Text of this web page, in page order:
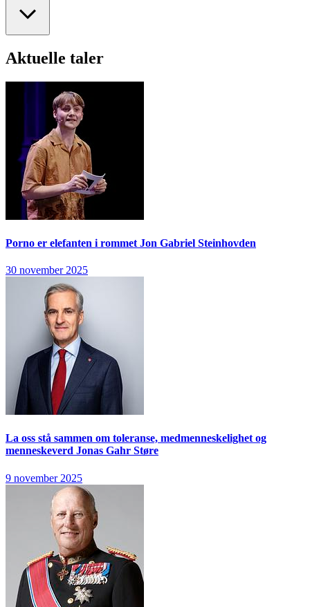
Aktuelle taler
Porno er elefanten i rommet Jon Gabriel Steinhovden
30 november 2025
La oss stå sammen om toleranse, medmenneskelighet og
menneskeverd Jonas Gahr Støre
9 november 2025